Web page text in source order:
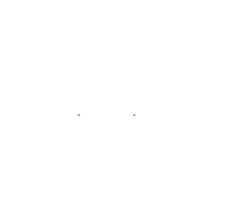
- -